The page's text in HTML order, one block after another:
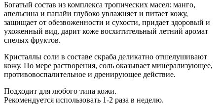
Богатый состав из комплекса тропических масел: манго,
апельсина и папайи глубоко увлажняет и питает кожу,
защищает от обезвоженности и сухости, придает здоровый и
ухоженный вид, дарит коже восхитительный летний аромат
спелых фруктов.
Кристаллы соли в составе скраба деликатно отшелушивают
кожу. По мере растворения, соль оказывает минерализующее,
противовоспалительное и дренирующее действие.
Подходит для любого типа кожи.
Рекомендуется использовать 1-2 раза в неделю.